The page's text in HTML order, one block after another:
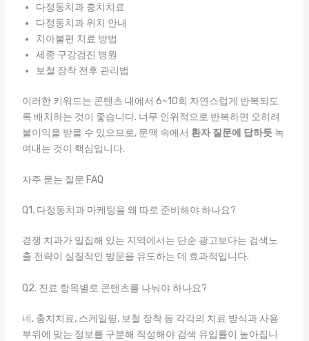
다정동치과 충치치료
다정동치과 위치 안내
치아불편 치료 방법
세종 구강검진 병원
보철 장착 전후 관리법
이러한 키워드는 콘텐츠 내에서 6~10회 자연스럽게 반복되도
록 배치하는 것이 좋습니다. 너무 인위적으로 반복하면 오히려
불이익을 받을 수 있으므로, 문맥 속에서 환자 질문에 답하듯녹
여내는 것이 핵심입니다.
자주 묻는 질문 FAQ
Q1. 다정동치과 마케팅을 왜 따로 준비해야 하나요?
경쟁 치과가 밀집해 있는 지역에서는 단순 광고보다는 검색노
출 전략이 실질적인 방문을 유도하는 데 효과적입니다.
Q2. 진료 항목별로 콘텐츠를 나눠야 하나요?
네, 충치치료, 스케일링, 보철 장착 등 각각의 치료 방식과 사용
부위에 맞는 정보를 구분해 작성해야 검색 유입률이 높아집니